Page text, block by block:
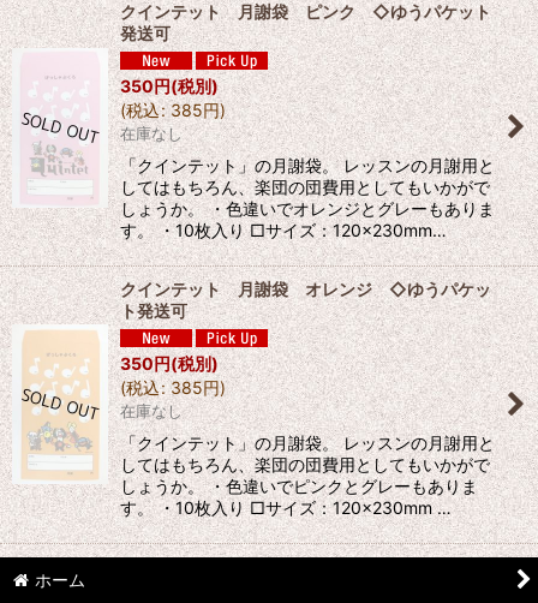
クインテット 月謝袋 ピンク ◇ゆうパケット
発送可
350円(税別)
(税込: 385円)
在庫なし
「クインテット」の月謝袋。 レッスンの月謝用と
してはもちろん、楽団の団費用としてもいかがで
しょうか。 ・色違いでオレンジとグレーもありま
す。 ・10枚入り □サイズ：120×230mm…
クインテット 月謝袋 オレンジ ◇ゆうパケッ
ト発送可
350円(税別)
(税込: 385円)
在庫なし
「クインテット」の月謝袋。 レッスンの月謝用と
してはもちろん、楽団の団費用としてもいかがで
しょうか。 ・色違いでピンクとグレーもありま
す。 ・10枚入り □サイズ：120×230mm …
ホーム